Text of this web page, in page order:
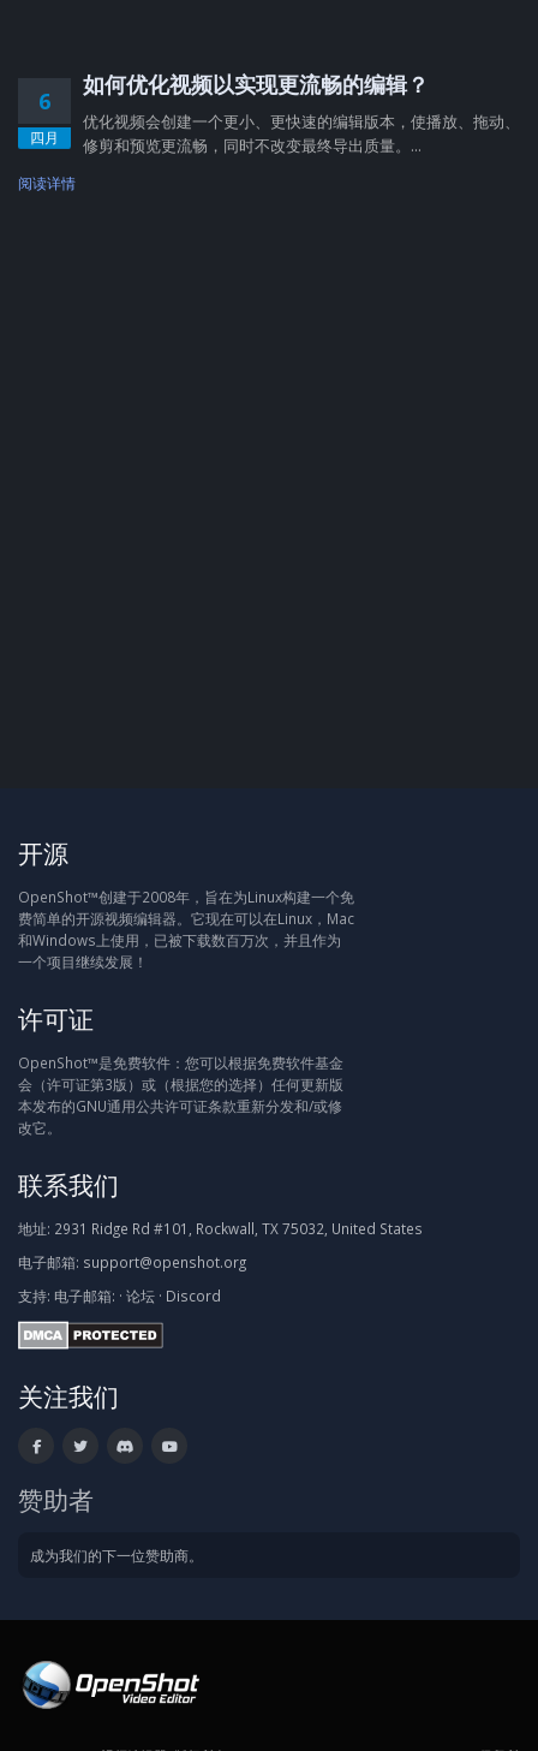
6
四月
如何优化视频以实现更流畅的编辑？
优化视频会创建一个更小、更快速的编辑版本，使播放、拖动、
修剪和预览更流畅，同时不改变最终导出质量。...
阅读详情
开源
OpenShot™创建于2008年，旨在为Linux构建一个免
费简单的开源视频编辑器。它现在可以在Linux，Mac
和Windows上使用，已被下载数百万次，并且作为
一个项目继续发展！
许可证
OpenShot™是免费软件：您可以根据免费软件基金
会（许可证第3版）或（根据您的选择）任何更新版
本发布的GNU通用公共许可证条款重新分发和/或修
改它。
联系我们
地址: 2931 Ridge Rd #101, Rockwall, TX 75032, United States
电子邮箱: support@openshot.org
支持: 电子邮箱: · 论坛 · Discord
关注我们
赞助者
成为我们的下一位赞助商。